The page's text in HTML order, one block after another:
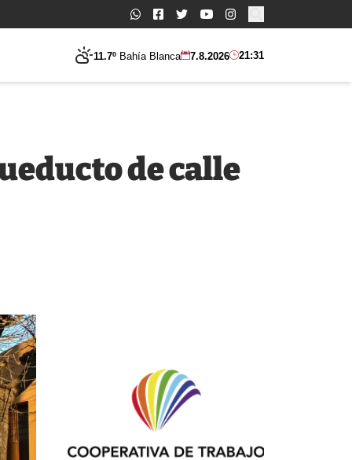
Buscar:
11.7º Bahía Blanca 7.8.2026 21:31
de calle